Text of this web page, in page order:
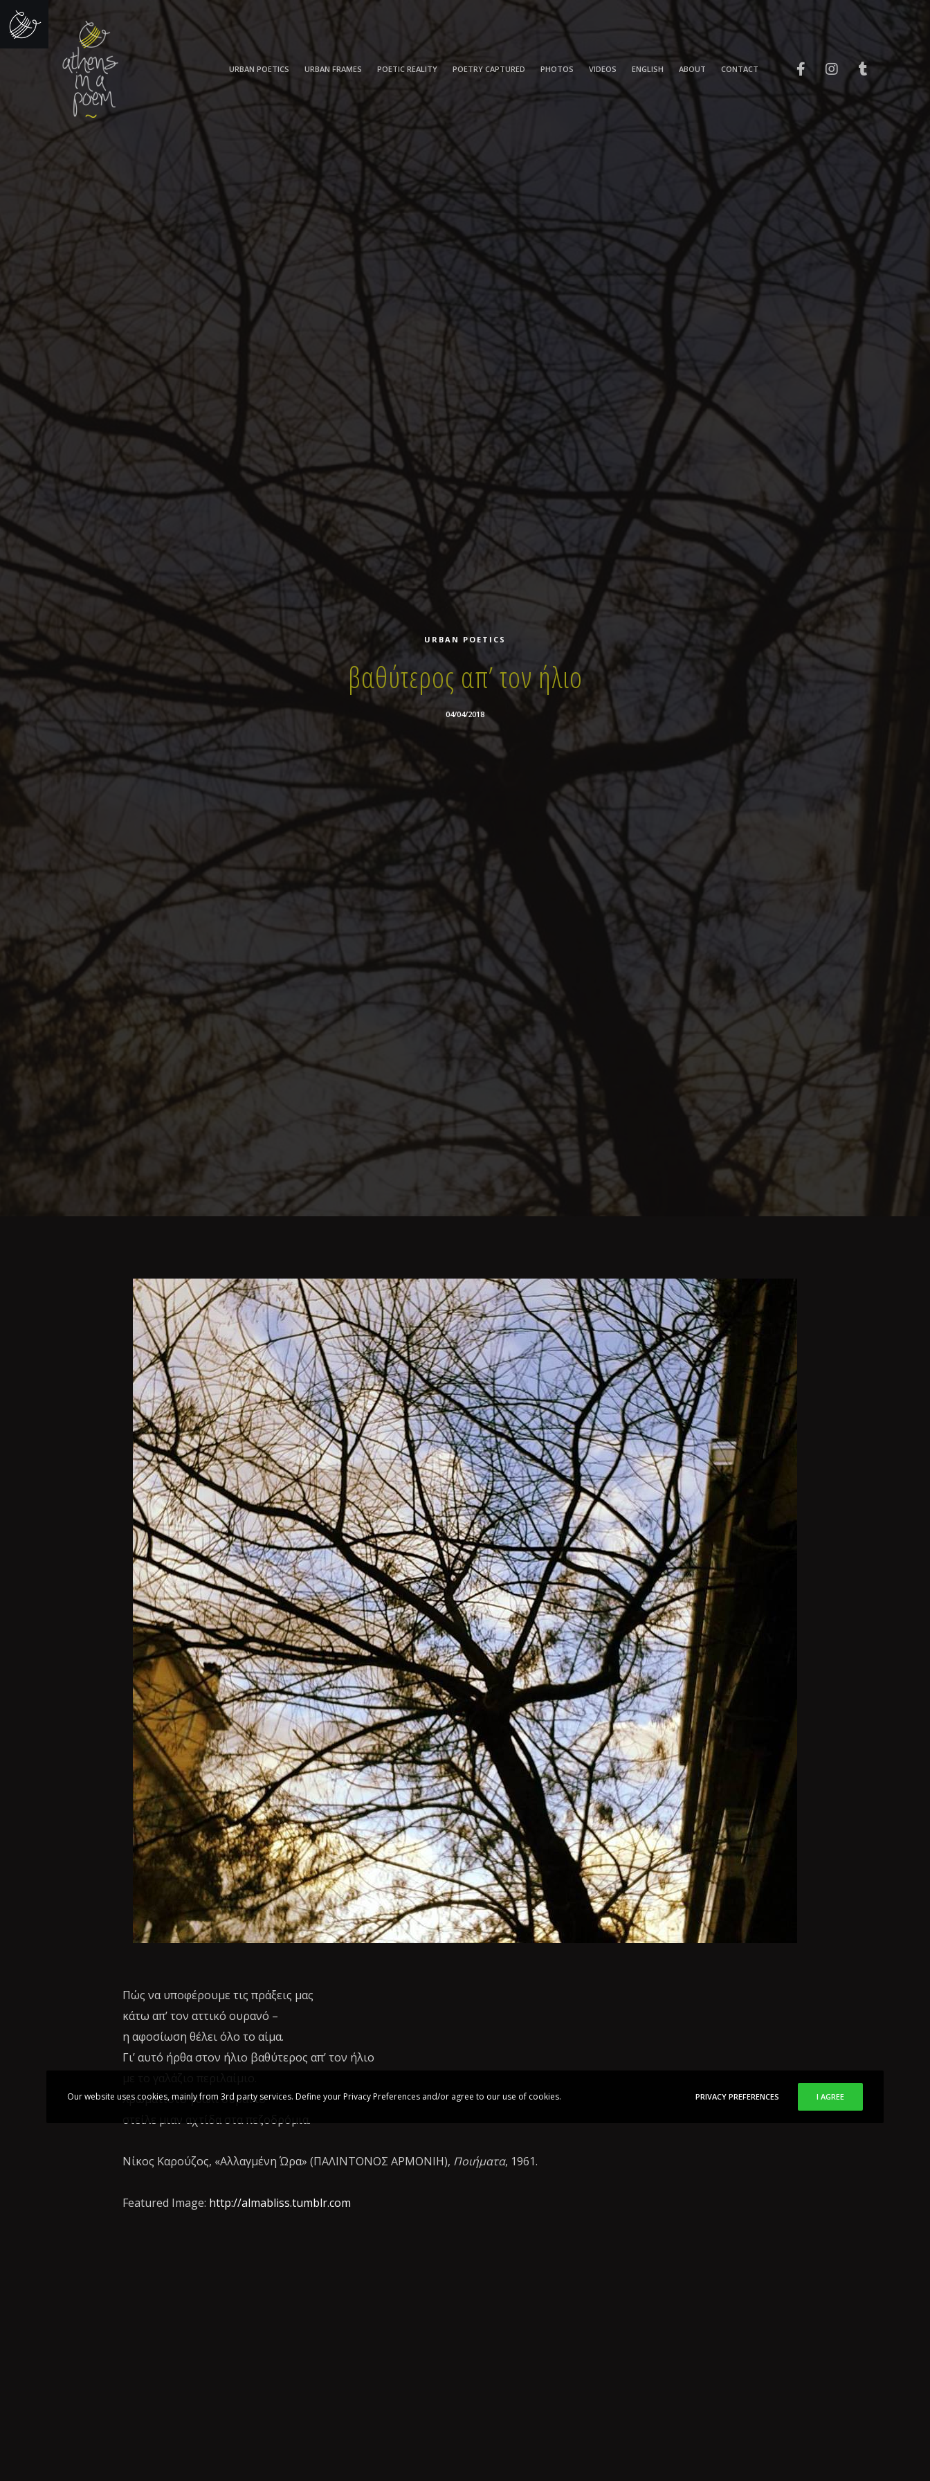
URBAN POETICS URBAN FRAMES POETIC REALITY POETRY CAPTURED PHOTOS VIDEOS ENGLISH ABOUT CONTACT
URBAN POETICS
βαθύτερος απ’ τον ήλιο
04/04/2018
Πώς να υποφέρουμε τις πράξεις μας
κάτω απ’ τον αττικό ουρανό –
η αφοσίωση θέλει όλο το αίμα.
Γι’ αυτό ήρθα στον ήλιο βαθύτερος απ’ τον ήλιο
Χρωματιστό γυαλί ουράνιο
στείλε μιαν αχτίδα στα πεζοδρόμια.
Νίκος Καρούζος, «Αλλαγμένη Ώρα» (ΠΑΛΙΝΤΟΝΟΣ ΑΡΜΟΝΙΗ), Ποιήματα, 1961.
Featured Image: http://almabliss.tumblr.com
Our website uses cookies, mainly from 3rd party services. Define your Privacy Preferences and/or agree to our use of cookies. PRIVACY PREFERENCES I AGREE